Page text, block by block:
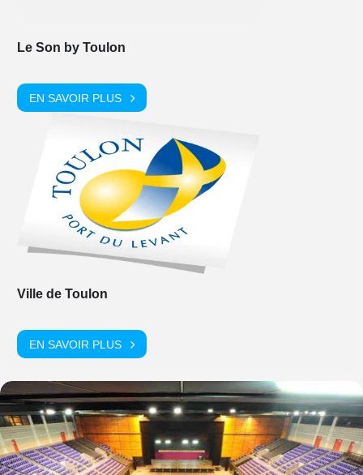
Le Son by Toulon
EN SAVOIR PLUS
Ville de Toulon
EN SAVOIR PLUS